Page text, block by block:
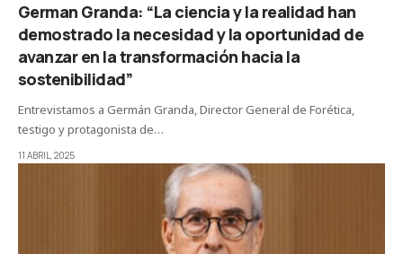
German Granda: “La ciencia y la realidad han
demostrado la necesidad y la oportunidad de
avanzar en la transformación hacia la
sostenibilidad”
Entrevistamos a Germán Granda, Director General de Forética,
testigo y protagonista de…
11 ABRIL, 2025